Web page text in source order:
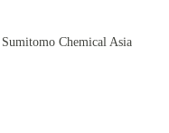
Sumitomo Chemical Asia